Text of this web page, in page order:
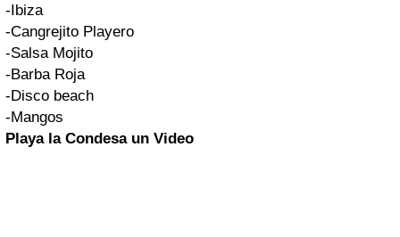
-Ibiza
-Cangrejito Playero
-Salsa Mojito
-Barba Roja
-Disco beach
-Mangos
Playa la Condesa un Video